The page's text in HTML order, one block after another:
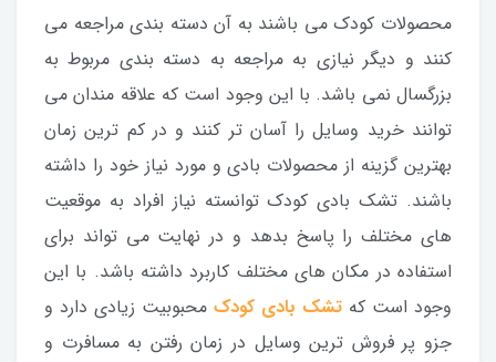
محصولات کودک می باشند به آن دسته بندی مراجعه می
کنند و دیگر نیازی به مراجعه به دسته بندی مربوط به
بزرگسال نمی باشد. با این وجود است که علاقه مندان می
توانند خرید وسایل را آسان تر کنند و در کم ترین زمان
بهترین گزینه از محصولات بادی و مورد نیاز خود را داشته
باشند. تشک بادی کودک توانسته نیاز افراد به موقعیت
های مختلف را پاسخ بدهد و در نهایت می تواند برای
استفاده در مکان های مختلف کاربرد داشته باشد. با این
وجود است که تشک بادی کودک محبوبیت زیادی دارد و
جزو پر فروش ترین وسایل در زمان رفتن به مسافرت و